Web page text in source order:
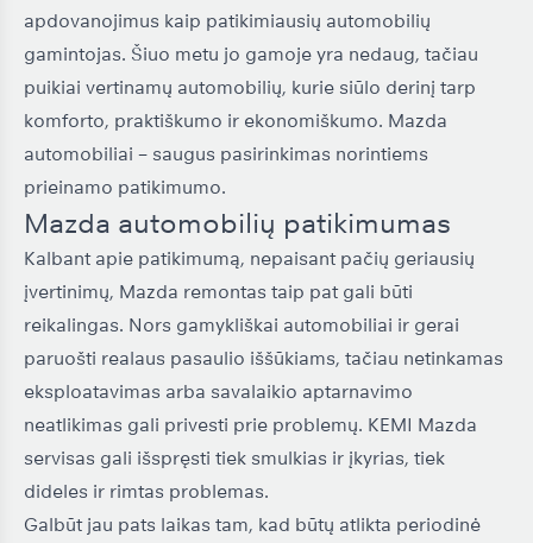
apdovanojimus kaip patikimiausių automobilių
gamintojas. Šiuo metu jo gamoje yra nedaug, tačiau
puikiai vertinamų automobilių, kurie siūlo derinį tarp
komforto, praktiškumo ir ekonomiškumo. Mazda
automobiliai – saugus pasirinkimas norintiems
prieinamo patikimumo.
Mazda automobilių patikimumas
Kalbant apie patikimumą, nepaisant pačių geriausių
įvertinimų, Mazda remontas taip pat gali būti
reikalingas. Nors gamykliškai automobiliai ir gerai
paruošti realaus pasaulio iššūkiams, tačiau netinkamas
eksploatavimas arba savalaikio aptarnavimo
neatlikimas gali privesti prie problemų. KEMI Mazda
servisas gali išspręsti tiek smulkias ir įkyrias, tiek
dideles ir rimtas problemas.
Galbūt jau pats laikas tam, kad būtų atlikta periodinė